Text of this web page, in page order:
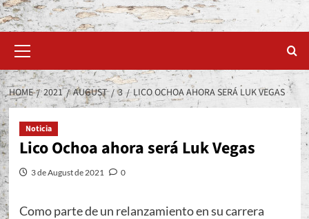
Menu
HOME 2021 AUGUST 3 LICO OCHOA AHORA SERÁ LUK VEGAS
Noticia
Lico Ochoa ahora será Luk Vegas
3 de August de 2021 0
Como parte de un relanzamiento en su carrera